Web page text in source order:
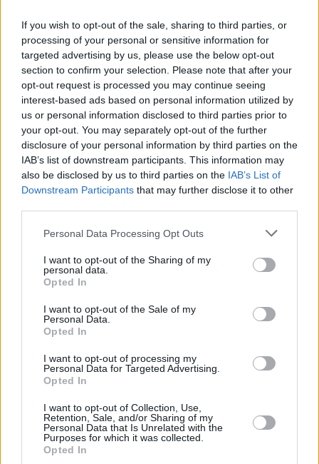
If you wish to opt-out of the sale, sharing to third parties, or
processing of your personal or sensitive information for
targeted advertising by us, please use the below opt-out
section to confirm your selection. Please note that after your
opt-out request is processed you may continue seeing
interest-based ads based on personal information utilized by
us or personal information disclosed to third parties prior to
your opt-out. You may separately opt-out of the further
disclosure of your personal information by third parties on the
IAB’s list of downstream participants. This information may
also be disclosed by us to third parties on the IAB’s List of
Downstream Participants that may further disclose it to other
Please note that this website/app uses one or more Google
not limited to your visit or usage behaviour. You may click to
grant or deny consent to Google and its third-party tags to
use your data for below specified purposes in below Google
consent section.
Personal Data Processing Opt Outs
I want to opt-out of the Sharing of my
personal data.
Opted In
I want to opt-out of the Sale of my
Personal Data.
Opted In
I want to opt-out of processing my
Personal Data for Targeted Advertising.
Opted In
I want to opt-out of Collection, Use,
Retention, Sale, and/or Sharing of my
Personal Data that Is Unrelated with the
Purposes for which it was collected.
Opted In
Ha detto che l’Ungheria ha sempre molto apprezzato gli
sforzi della Svizzera per la pace, ma ha aggiunto che una
conferenza di pace potrebbe raggiungere il suo obiettivo solo
se entrambe le parti in guerra fossero al tavolo. “Ma questo
non accadrà questo fine settimana, ha detto”.
“Quello che sta succedendo nella porta accanto è una guerra
tra Russia e Ucraina, non una guerra tra Europa e Russia, non
una guerra tra il mondo occidentale e la Russia, molto
semplicemente perché la Russia ha attaccato l’Ucraina e non
l’Europa o il mondo occidentale Ecco perché stiamo ancora
che stanno combattendo la guerra La comunità internazionale
concludano finalmente un cessate il fuoco e si siedano allo
stesso tavolo [per i colloqui],” ha detto il ministro degli esteri
in un postsu Facebook
Leggi anche:
Occidente e Russia
Il ministro degli Esteri Szijjártó: i membri della NATO
vedono la guerra in Ucraina in modo diverso
guerra in ucraina